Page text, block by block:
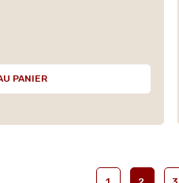
PANIER